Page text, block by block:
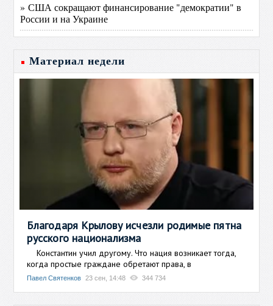
» США сокращают финансирование "демократии" в
России и на Украине
Материал недели
Благодаря Крылову исчезли родимые пятна
русского национализма
Константин учил другому. Что нация возникает тогда,
когда простые граждане обретают права, в
Павел Святенков 23 сен, 14:48 344 734